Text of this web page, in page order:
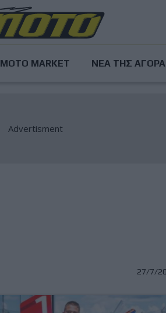
MOTO MARKET ΝΕΑ ΤΗΣ
27/7/